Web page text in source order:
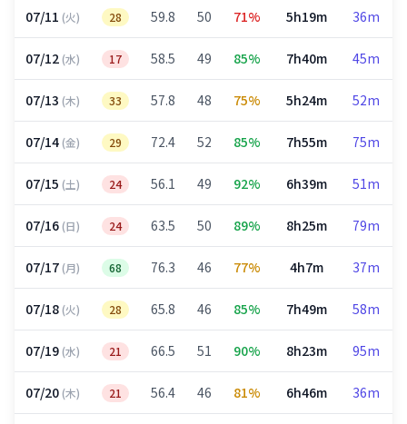
07/11 (火) 28 59.8 50 71% 5h19m 36m
07/12(水) 17 58.5 49 85% 7h40m 45m
07/13 (木) 33 57.8 48 75% 5h24m 52m
07/14(金) 29 72.4 52 85% 7h55m 75m
07/15 (土) 24 56.1 49 92% 6h39m 51m
07/16(日) 24 63.5 50 89% 8h25m 79m
07/17(月) 68 76.3 46 77% 4h7m 37m
07/18(火) 28 65.8 46 85% 7h49m 58m
07/19(水) 21 66.5 51 90% 8h23m 95m
07/20(木) 21 56.4 46 81% 6h46m 36m